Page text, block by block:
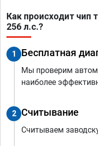
Как происходит чип
256 л.с.?
1 Бесплатная
Мы проверим
наиболее
2 Считывание
Считываем